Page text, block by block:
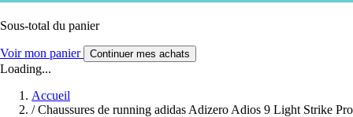
Sous-total du panier
Voir mon panier Continuer mes achats
Loading...
Accueil
/ Chaussures de running adidas Adizero Adios 9 Light Strike Pro